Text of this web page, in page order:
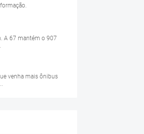
A 67 mantém o 907
venha mais ônibus